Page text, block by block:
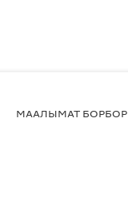
МААЛЫМАТ БОРБОР